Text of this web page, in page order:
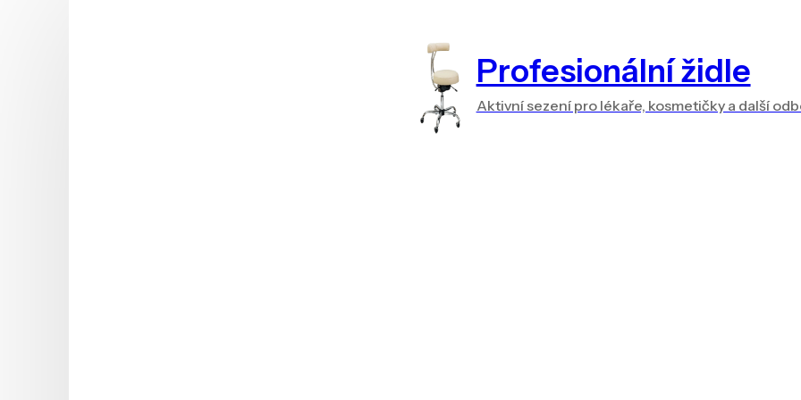
Profesionální židle
Aktivní sezení pro lékaře, kosmetičky a další